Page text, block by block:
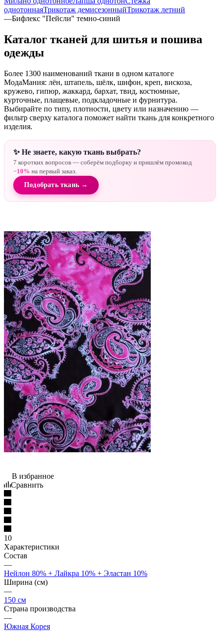
однотоннаяТрикотаж демисезонныйТрикотаж летний
—Бифлекс "Пейсли" темно-синий
Каталог тканей для шитья и пошива
одежды
Более 1300 наименований ткани в одном каталоге
МодаМания: лён, штапель, шёлк, шифон, креп, вискоза,
кружево, гипюр, жаккард, бархат, твид, костюмные,
курточные, плащевые, подкладочные и фурнитура.
Выбирайте по типу, плотности, цвету или назначению —
фильтр сверху каталога поможет найти ткань для конкретного
изделия.
✨ Не знаете, какую ткань выбрать?
7 коротких вопросов — соберём подборку и пришлём промокод
−10% на первый заказ.
Подобрать ткань →
В избранное
Сравнить
10
Характеристики
Состав
—
Нейлон 80% + Лайкра 10% + Эластан 10%
Ширина (см)
—
150 см
Страна производства
—
Южная Корея